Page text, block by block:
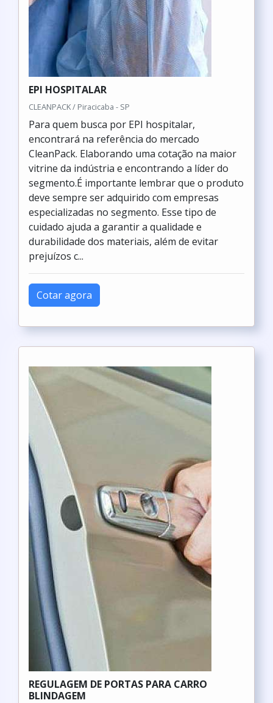
EPI HOSPITALAR
CLEANPACK / Piracicaba - SP
Para quem busca por EPI hospitalar,
encontrará na referência do mercado
CleanPack. Elaborando uma cotação na maior
vitrine da indústria e encontrando a líder do
segmento.É importante lembrar que o produto
deve sempre ser adquirido com empresas
especializadas no segmento. Esse tipo de
cuidado ajuda a garantir a qualidade e
durabilidade dos materiais, além de evitar
prejuízos c...
Cotar agora
REGULAGEM DE PORTAS PARA CARRO
BLINDAGEM